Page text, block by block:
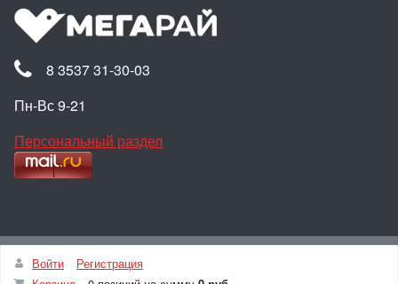
8 3537 31-30-03
Пн-Вс 9-21
Персональный раздел
© Интернет-магазин МЕГАРАЙ, 2025
Войти
Регистрация